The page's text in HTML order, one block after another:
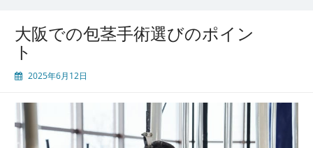
大阪での包茎手術選びのポイン
ト
2025年6月12日